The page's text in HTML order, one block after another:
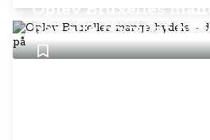
Oplev Bruxelles
har alle noget at